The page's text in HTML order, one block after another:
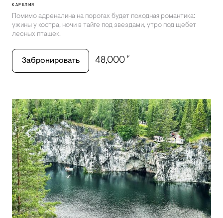
КАРЕЛИЯ
Помимо адреналина на порогах будет походная романтика:
ужины у костра, ночи в тайге под звездами, утро под щебет
лесных пташек.
Забронировать 48,000 ₽